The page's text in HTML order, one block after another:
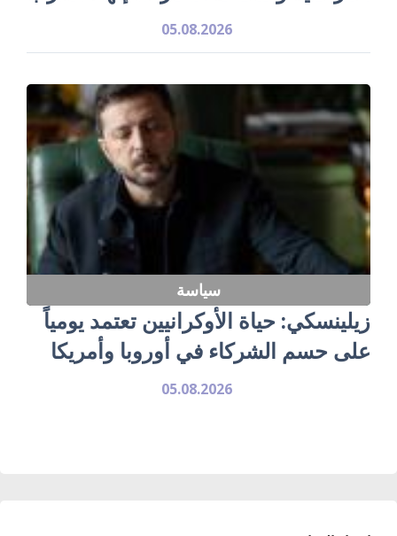
05.08.2026
سياسة
زيلينسكي: حياة الأوكرانيين تعتمد يومياً
على حسم الشركاء في أوروبا وأمريكا
05.08.2026